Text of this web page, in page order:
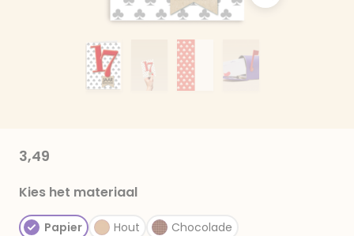
3,49
Kies het materiaal
Papier Hout Chocolade